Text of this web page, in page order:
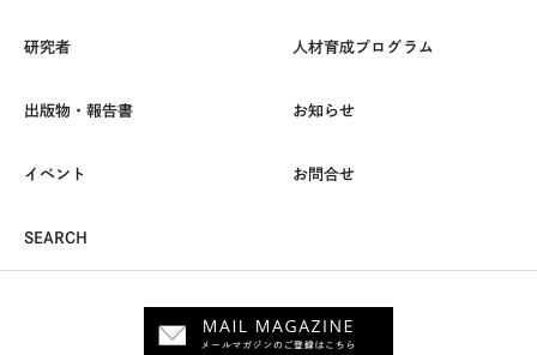
研究者 人材育成プログラム
出版物・報告書 お知らせ
イベント お問合せ
SEARCH